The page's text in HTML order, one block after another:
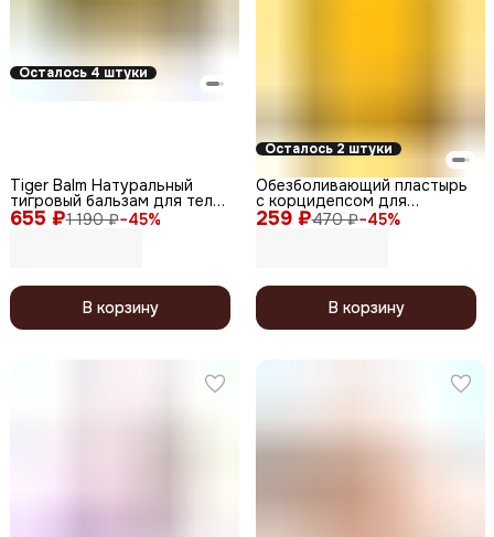
Осталось 4 штуки
655 ₽1 190 ₽−45%
Tiger Balm Натуральный
тигровый бальзам для тела
Белый тигр / White Ointment,
19,4 г
В корзину
Осталось 2 штуки
259 ₽470 ₽−45%
Обезболивающий пластырь
с корцидепсом для
суставов / Silkworm
Cordyceps Pad, 20 шт.
В корзину